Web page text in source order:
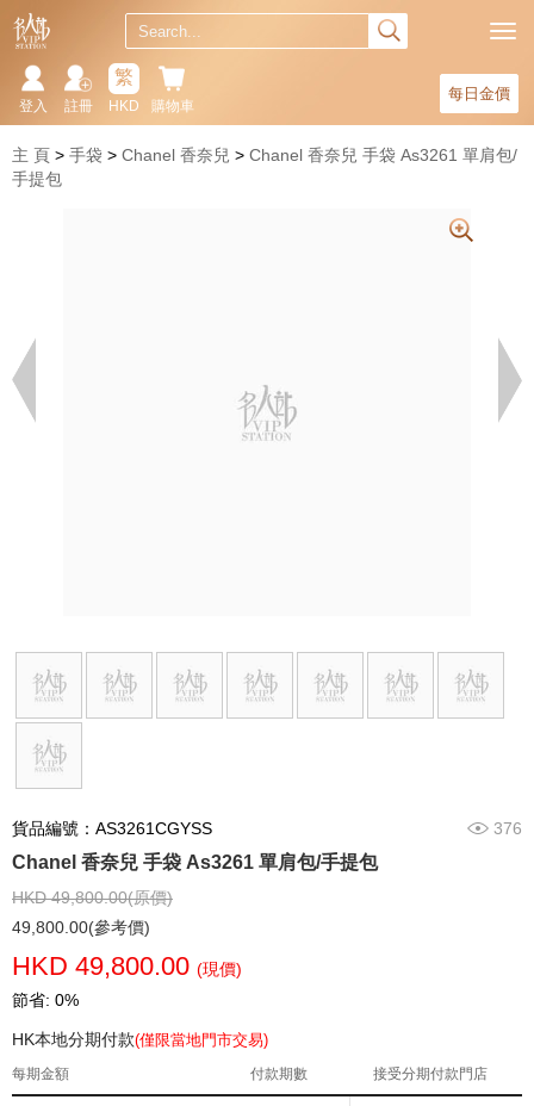
每日金價
購物車
繁
HKD
註冊
登入
主 頁 手袋 Chanel 香奈兒
Chanel 香奈兒 手袋 As3261 單肩包/
手提包
貨品編號：AS3261CGYSS 376
Chanel 香奈兒 手袋 As3261 單肩包/手提包
HKD 49,800.00(原價)
49,800.00(參考價)
HKD 49,800.00 (現價)
節省: 0%
HK本地分期付款(僅限當地門市交易)
每期金額 付款期數 接受分期付款門店